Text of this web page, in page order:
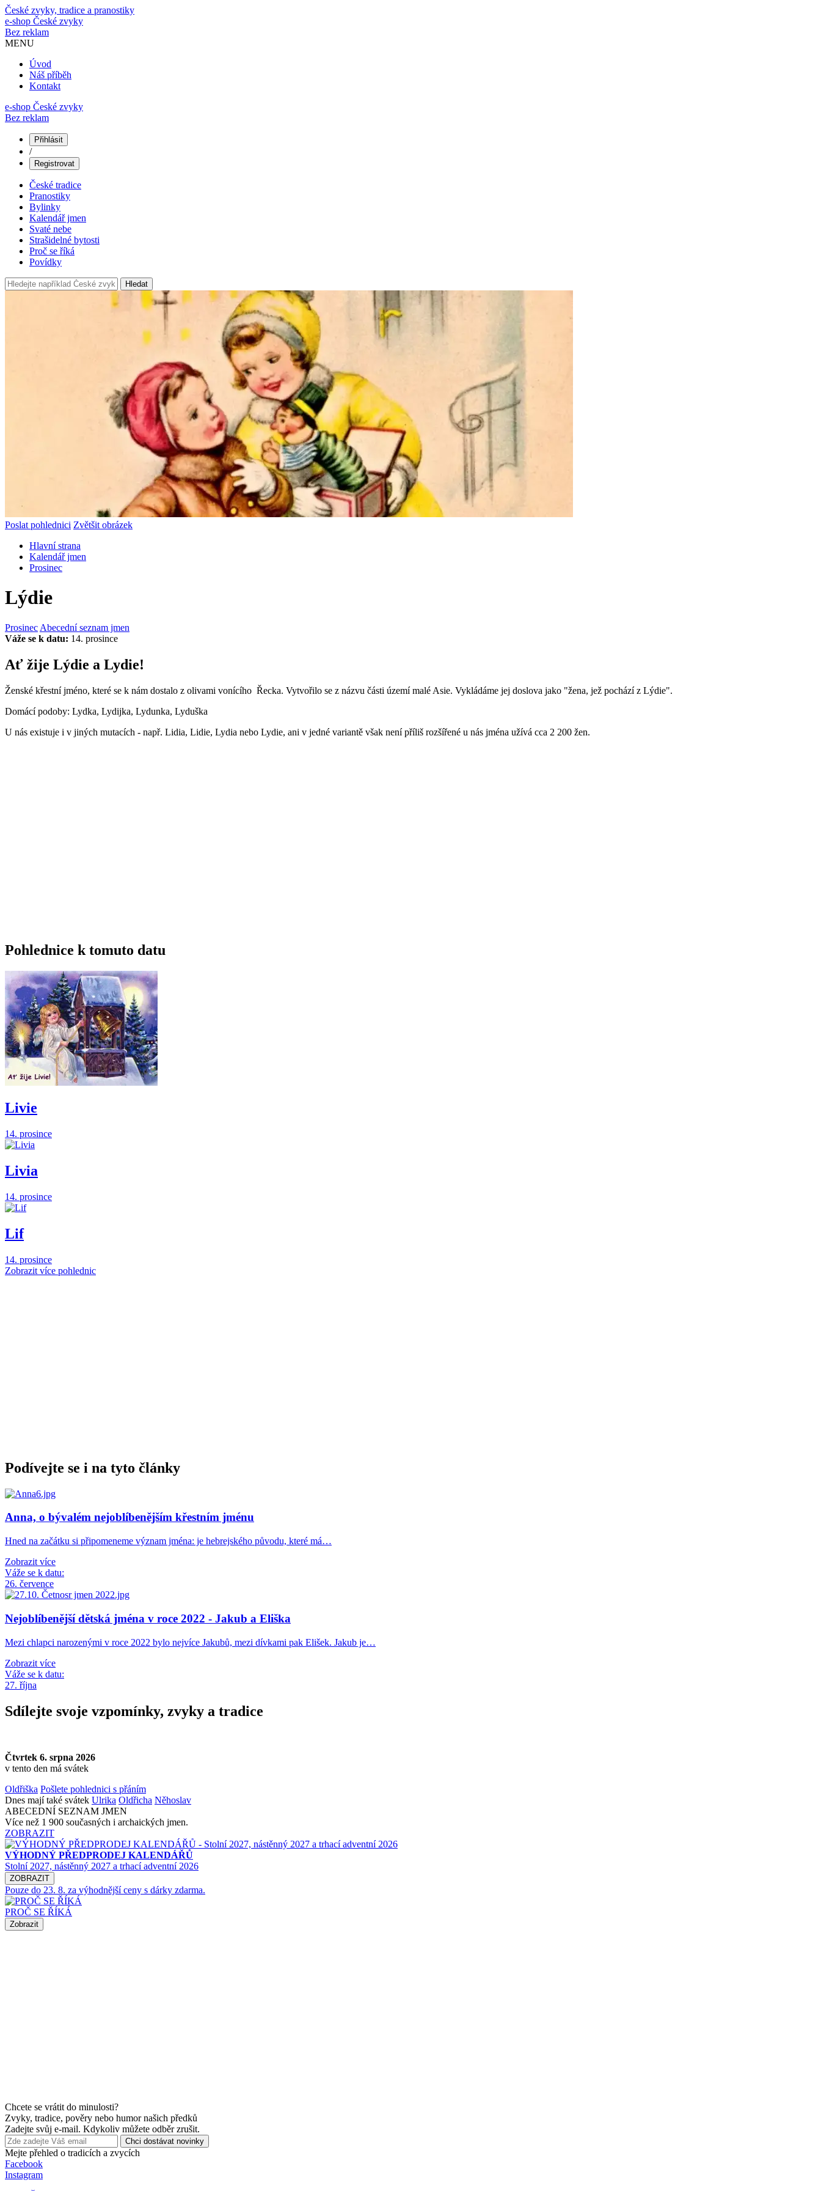
České zvyky, tradice a pranostiky
e-shop České zvyky
Bez reklam
MENU
Úvod
Náš příběh
Kontakt
e-shop České zvyky
Bez reklam
Přihlásit
/
Registrovat
České tradice
Pranostiky
Bylinky
Kalendář jmen
Svaté nebe
Strašidelné bytosti
Proč se říká
Povídky
Hledat
Poslat pohlednici Zvětšit obrázek
Hlavní strana
Kalendář jmen
Prosinec
Lýdie
Prosinec Abecední seznam jmen
Váže se k datu: 14. prosince
Ať žije Lýdie a Lydie!
Ženské křestní jméno, které se k nám dostalo z olivami vonícího Řecka. Vytvořilo se z názvu části území malé Asie. Vykládáme jej doslova jako "žena, jež pochází z Lýdie".
Domácí podoby: Lydka, Lydijka, Lydunka, Lyduška
U nás existuje i v jiných mutacích - např. Lidia, Lidie, Lydia nebo Lydie, ani v jedné variantě však není příliš rozšířené u nás jména užívá cca 2 200 žen.
Pohlednice k tomuto datu
Livie
14. prosince
Livia
14. prosince
Lif
14. prosince
Zobrazit více pohlednic
Podívejte se i na tyto články
Anna, o bývalém nejoblíbenějším křestním jménu
Hned na začátku si připomeneme význam jména: je hebrejského původu, které má…
Zobrazit více
Váže se k datu:
26. července
Nejoblíbenější dětská jména v roce 2022 - Jakub a Eliška
Mezi chlapci narozenými v roce 2022 bylo nejvíce Jakubů, mezi dívkami pak Elišek. Jakub je…
Zobrazit více
Váže se k datu:
27. října
Sdílejte svoje vzpomínky, zvyky a tradice
Čtvrtek 6. srpna 2026
v tento den má svátek
Oldřiška Pošlete pohlednici s přáním
Dnes mají také svátek Ulrika Oldřicha Něhoslav
ABECEDNÍ SEZNAM JMEN
Více než 1 900 současných i archaických jmen.
ZOBRAZIT
VÝHODNÝ PŘEDPRODEJ KALENDÁŘŮ
Stolní 2027, nástěnný 2027 a trhací adventní 2026
ZOBRAZIT
Pouze do 23. 8. za výhodnější ceny s dárky zdarma.
PROČ SE ŘÍKÁ
Zobrazit
Chcete se vrátit do minulosti?
Zvyky, tradice, pověry nebo humor našich předků
Zadejte svůj e-mail. Kdykoliv můžete odběr zrušit.
Chci dostávat novinky
Mejte přehled o tradicích a zvycích
Facebook
Instagram